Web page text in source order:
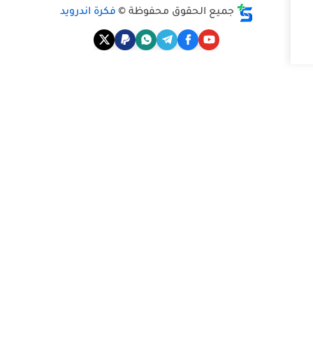
الحقوق محفوظة © فكرة اندرويد